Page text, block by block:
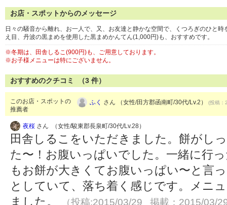
お店・スポットからのメッセージ
日々の騒音から離れ、お一人で、又、お友達と静かな空間で、くつろぎのひと
え目、丹波の黒まめを使用した黒まめかんてん(1,000円)も、おすすめです。
※冬期は、田舎しるこ(900円)も、ご用意しております。
※お子様メニューは特にございません。
おすすめのクチコミ （3 件）
このお店・スポットの
推薦者
ふく さん （女性/田方郡函南町/30代/Lv.2） (投稿
夜桜 さん （女性/駿東郡長泉町/30代/Lv.28）
田舎しるこをいただきました。餅がし
た〜！お腹いっぱいでした。一緒に行
もお餅が大きくてお腹いっぱい〜と言
としていて、落ち着く感じです。メニ
ました。
（投稿:2015/03/29 掲載：2015/03/